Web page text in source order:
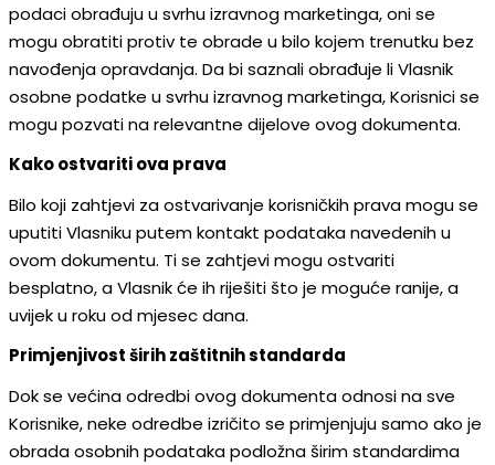
podaci obrađuju u svrhu izravnog marketinga, oni se
mogu obratiti protiv te obrade u bilo kojem trenutku bez
navođenja opravdanja. Da bi saznali obrađuje li Vlasnik
osobne podatke u svrhu izravnog marketinga, Korisnici se
mogu pozvati na relevantne dijelove ovog dokumenta.
Kako ostvariti ova prava
Bilo koji zahtjevi za ostvarivanje korisničkih prava mogu se
uputiti Vlasniku putem kontakt podataka navedenih u
ovom dokumentu. Ti se zahtjevi mogu ostvariti
besplatno, a Vlasnik će ih riješiti što je moguće ranije, a
uvijek u roku od mjesec dana.
Primjenjivost širih zaštitnih standarda
Dok se većina odredbi ovog dokumenta odnosi na sve
Korisnike, neke odredbe izričito se primjenjuju samo ako je
obrada osobnih podataka podložna širim standardima